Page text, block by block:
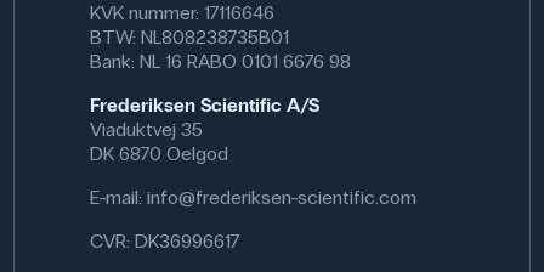
Afmetingen: (L) 320 mm
KVK nummer: 17116646
BTW: NL808238735B01
Bank: NL 16 RABO 0101 6676 98
Frederiksen Scientific A/S
Viaduktvej 35
DK 6870 Oelgod
E-mail:info@frederiksen-scientific.com
CVR: DK36996617